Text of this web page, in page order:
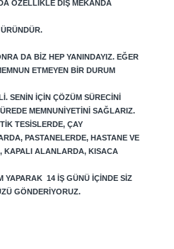
ÖZELLIKLE DIŞ MEKANDA
DA BIZ HEP YANINDAYIZ. EĞER
ETMEYEN BIR DURUM
SENIN IÇIN ÇÖZÜM SÜRECINI
MEMNUNIYETINI SAĞLARIZ.
TESISLERDE, ÇAY
PASTANELERDE, HASTANE VE
KAPALI ALANLARDA, KISACA
YAPARAK 14 IŞ GÜNÜ IÇINDE SIZ
GÖNDERIYORUZ.